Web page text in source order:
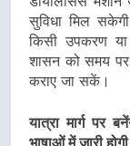
सुविधा मिल
किसी उपकरण
शासन को समय
कराए जा सकें।
यात्रा मार्ग